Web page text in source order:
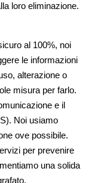
loro eliminazione.
al 100%, noi
le informazioni
alterazione o
misura per farlo.
e il
Noi usiamo
ove possibile.
per prevenire
una solida